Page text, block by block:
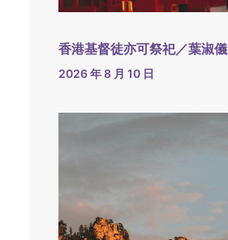
香港基督徒亦可祭祀／葉淑儀
2026 年 8 月 10 日